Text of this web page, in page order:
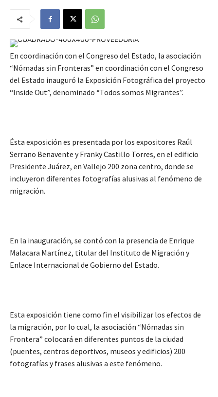
En coordinación con el Congreso del Estado, la asociación
“Nómadas sin Fronteras” en coordinación con el Congreso
del Estado inauguró la Exposición Fotográfica del proyecto
“Inside Out”, denominado “Todos somos Migrantes”.
Ésta exposición es presentada por los expositores Raúl
Serrano Benavente y Franky Castillo Torres, en el edificio
Presidente Juárez, en Vallejo 200 zona centro, donde se
incluyeron diferentes fotografías alusivas al fenómeno de
migración.
En la inauguración, se contó con la presencia de Enrique
Malacara Martínez, titular del Instituto de Migración y
Enlace Internacional de Gobierno del Estado.
Esta exposición tiene como fin el visibilizar los efectos de
la migración, por lo cual, la asociación “Nómadas sin
Frontera” colocará en diferentes puntos de la ciudad
(puentes, centros deportivos, museos y edificios) 200
fotografías y frases alusivas a este fenómeno.